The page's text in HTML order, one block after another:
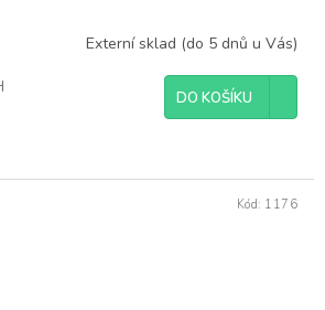
Externí sklad (do 5 dnů u Vás)
DO KOŠÍKU
Kód: 1176